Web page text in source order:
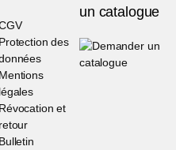
Protection des
Mentions
légales
Révocation et
retour
Bulletin
un catalogue